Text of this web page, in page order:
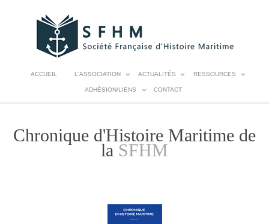
ACCUEIL L'ASSOCIATION ACTUALITÉS RESSOURCES
ADHÉSION/LIENS CONTACT
Chronique d'Histoire Maritime de
la SFHM